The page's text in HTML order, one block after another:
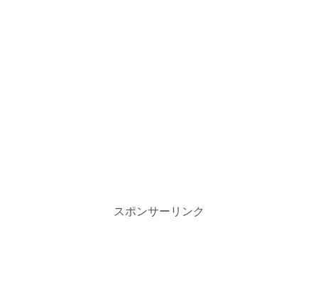
スポンサーリンク